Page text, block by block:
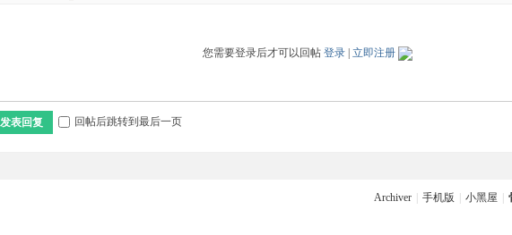
您需要登录后才可以回帖 登录| 立即注册
发表回复 回帖后跳转到最后一页
Archiver 手机版 小黑屋